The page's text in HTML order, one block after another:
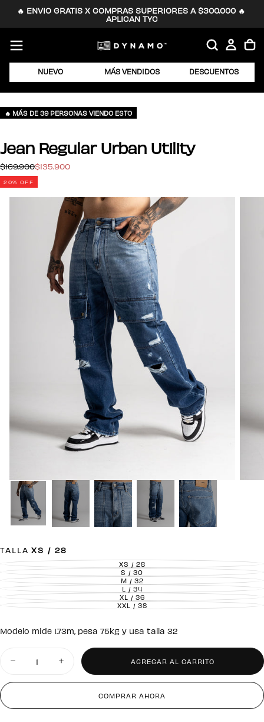
🔥 ENVIO GRATIS X COMPRAS SUPERIORES A $300.000 🔥
APLICAN TYC
SALTAR
NUEVO MÁS VENDIDOS DESCUENTOS
🔥 MÁS DE 39 PERSONAS VIENDO ESTO
Jean Regular Urban Utility
$135.900
Precio
regular
$169.900Precio
de
oferta
$135.900
20% OFF
TALLA XS / 28
XS / 28VARIANTE
AGOTADA
O
NO
DISPONIBLE
S / 30VARIANTE
AGOTADA
O
NO
DISPONIBLE
M / 32VARIANTE
AGOTADA
O
NO
DISPONIBLE
L / 34
VARIANTE
AGOTADA
O
NO
XL / 36VARIANTE
AGOTADA
O
XXL / 38VARIANTE
DISPONIBLE
Modelo mide 1.73m, pesa 75kg y usa talla 32
Disminuir
para
Urban
Aumentar
cantidad
para
Urban
AGREGAR AL CARRITO
COMPRAR AHORA